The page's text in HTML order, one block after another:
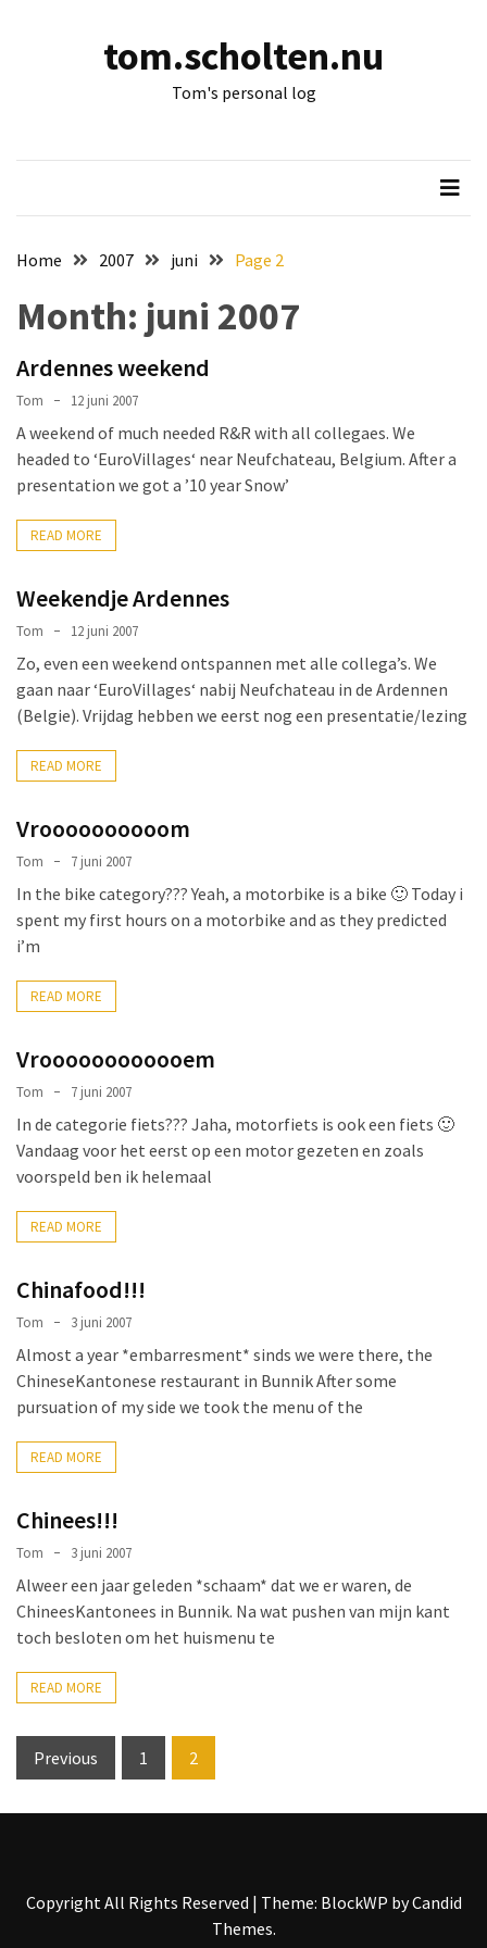
bit
time
for
13!
Na
13
en
een
komt
Dining-
out!
Lekker
eten
Special
MOST
USED
CATEGORIES
(190)
@en
(106)
Lekker
(eten
drinken)
(55)
Recepten
(8)
Motor
(36)
Trouwen
(27)
Fiets
(25)
tom.scholten.nu
Tom's personal log
Home 2007 juni Page 2
Month: juni 2007
Ardennes weekend
Tom 12 juni 2007
A weekend of much needed R&R with all collegaes. We
headed to ‘EuroVillages‘ near Neufchateau, Belgium. After a
presentation we got a ’10 year Snow’
READ MORE
Weekendje Ardennes
Tom 12 juni 2007
Zo, even een weekend ontspannen met alle collega’s. We
gaan naar ‘EuroVillages‘ nabij Neufchateau in de Ardennen
(Belgie). Vrijdag hebben we eerst nog een presentatie/lezing
READ MORE
Vroooooooooom
Tom 7 juni 2007
In the bike category??? Yeah, a motorbike is a bike 🙂 Today i
spent my first hours on a motorbike and as they predicted
i’m
READ MORE
Vroooooooooooem
Tom 7 juni 2007
In de categorie fiets??? Jaha, motorfiets is ook een fiets 🙂
Vandaag voor het eerst op een motor gezeten en zoals
voorspeld ben ik helemaal
READ MORE
Chinafood!!!
Tom 3 juni 2007
Almost a year *embarresment* sinds we were there, the
ChineseKantonese restaurant in Bunnik After some
pursuation of my side we took the menu of the
READ MORE
Chinees!!!
Tom 3 juni 2007
Alweer een jaar geleden *schaam* dat we er waren, de
ChineesKantonees in Bunnik. Na wat pushen van mijn kant
toch besloten om het huismenu te
READ MORE
Posts
pagination
Previous 1 2
Copyright All Rights Reserved | Theme: BlockWP byCandid
Themes.